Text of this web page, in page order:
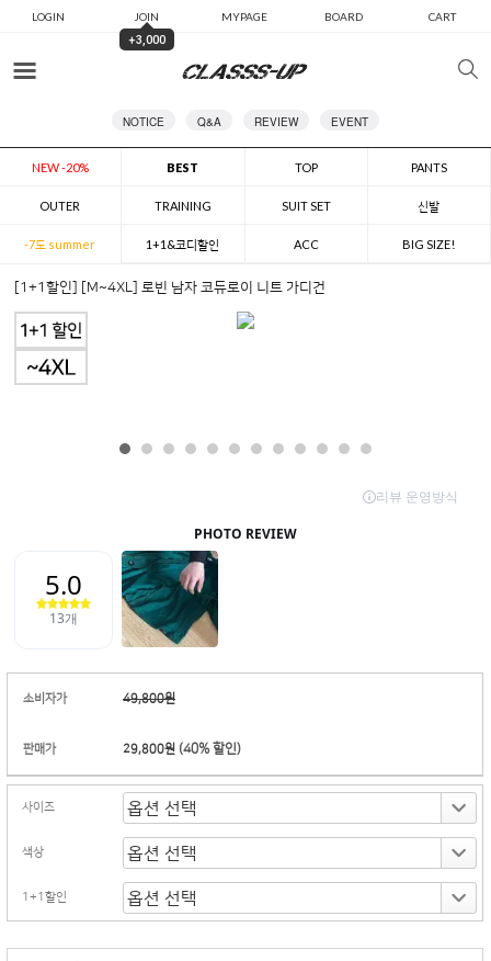
LOGIN JOIN MYPAGE BOARD CART
+3,000
NOTICE Q&A REVIEW EVENT
NEW -20% BEST TOP PANTS
OUTER TRAINING SUIT SET 신발
-7도 summer 1+1&코디할인 ACC BIG SIZE!
[1+1할인] [M~4XL] 로빈 남자 코듀로이 니트 가디건
소비자가 49,800원
판매가 29,800원 (40% 할인)
사이즈
색상
1+1할인